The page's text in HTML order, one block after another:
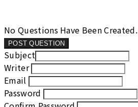
No Questions Have Been Created.
POST QUESTION
Subject
Writer
Email
Password